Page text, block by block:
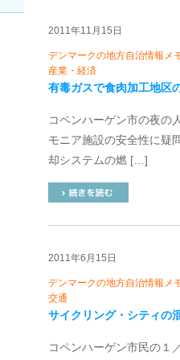
2011年11月15日
デンマークの地方自治情報メ
産業・経済
有毒ガスで食肉加工地区
コペンハーゲン市の夜の
モニア施設の安全性に疑
却システムの燃 […]
2011年6月15日
デンマークの地方自治情報メ
交通
サイクリング・シティの
コペンハーゲン市民の１